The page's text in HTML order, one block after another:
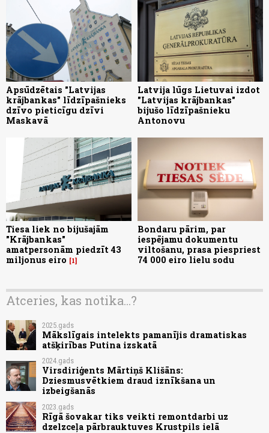
Apsūdzētais "Latvijas
krājbankas" līdzīpašnieks
dzīvo pieticīgu dzīvi
Maskavā
Latvija lūgs Lietuvai izdot
"Latvijas krājbankas"
bijušo līdzīpašnieku
Antonovu
Tiesa liek no bijušajām
"Krājbankas"
amatpersonām piedzīt 43
miljonus eiro
1
Bondaru pārim, par
iespējamu dokumentu
viltošanu, prasa piespriest
74 000 eiro lielu sodu
Atceries, kas notika...?
2025.gads
Mākslīgais intelekts pamanījis dramatiskas
atšķirības Putina izskatā
2024.gads
Virsdiriģents Mārtiņš Klišāns:
Dziesmusvētkiem draud iznīkšana un
izbeigšanās
2023.gads
Rīgā šovakar tiks veikti remontdarbi uz
dzelzceļa pārbrauktuves Krustpils ielā